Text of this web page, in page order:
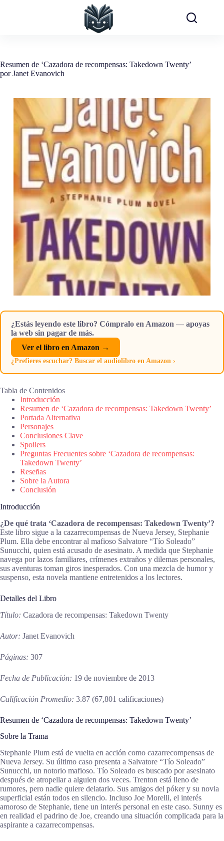
Resumen de ‘Cazadora de recompensas: Takedown Twenty’
por Janet Evanovich
¿Estás leyendo este libro? Cómpralo en Amazon — apoyas
la web sin pagar de más.
Ver el libro en Amazon →
¿Prefieres escuchar? Buscar el audiolibro en Amazon ›
Tabla de Contenidos
Introducción
Resumen de ‘Cazadora de recompensas: Takedown Twenty’
Portada Alternativa
Personajes
Conclusiones Clave
Spoilers
Preguntas Frecuentes sobre ‘Cazadora de recompensas:
Takedown Twenty’
Reseñas
Sobre la Autora
Conclusión
Introducción
¿De qué trata ‘Cazadora de recompensas: Takedown Twenty’?
Este libro sigue a la cazarrecompensas de Nueva Jersey, Stephanie
Plum. Ella debe encontrar al mafioso Salvatore “Tío Soleado”
Sunucchi, quien está acusado de asesinato. A medida que Stephanie
navega por lazos familiares, crímenes extraños y dilemas personales,
sus aventuras toman giros inesperados. Con una mezcla de humor y
suspenso, esta novela mantiene entretenidos a los lectores.
Detalles del Libro
Título: Cazadora de recompensas: Takedown Twenty
Autor: Janet Evanovich
Páginas: 307
Fecha de Publicación: 19 de noviembre de 2013
Calificación Promedio: 3.87 (67,801 calificaciones)
Resumen de ‘Cazadora de recompensas: Takedown Twenty’
Sobre la Trama
Stephanie Plum está de vuelta en acción como cazarrecompensas de
Nueva Jersey. Su último caso presenta a Salvatore “Tío Soleado”
Sunucchi, un notorio mafioso. Tío Soleado es buscado por asesinato
después de atropellar a alguien dos veces. Trenton está lleno de
rumores, pero nadie quiere delatarlo. Sus amigos del póker y su novia
superficial están todos en silencio. Incluso Joe Morelli, el interés
amoroso de Stephanie, tiene un interés personal en este caso. Sunny es
en realidad el padrino de Joe, creando una situación complicada para la
aspirante a cazarrecompensas.